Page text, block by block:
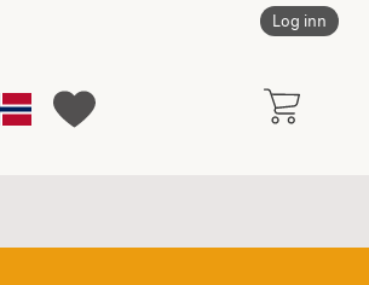
Log inn
Norge Mine favoritter